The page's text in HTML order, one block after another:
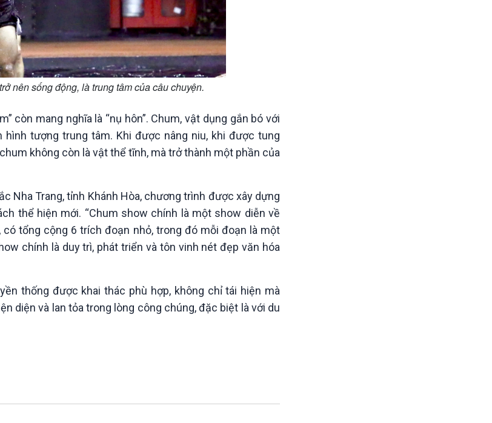
nên sống động, là trung tâm của câu chuyện.
còn mang nghĩa là “nụ hôn”. Chum, vật dụng gắn bó với
tượng trung tâm. Khi được nâng niu, khi được tung
không còn là vật thể tĩnh, mà trở thành một phần của
Nha Trang, tỉnh Khánh Hòa, chương trình được xây dựng
thể hiện mới. “Chum show chính là một show diễn về
có tổng cộng 6 trích đoạn nhỏ, trong đó mỗi đoạn là một
chính là duy trì, phát triển và tôn vinh nét đẹp văn hóa
thống được khai thác phù hợp, không chỉ tái hiện mà
diện và lan tỏa trong lòng công chúng, đặc biệt là với du